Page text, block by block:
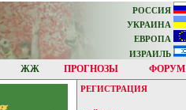
РОССИЯ
УКРАИНА
ЕВРОПА
ИЗРАИЛЬ
ЖЖ ПРОГНОЗЫ ФОРУМ
РЕГИСТРАЦИЯ